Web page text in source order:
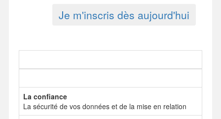
Je m'inscris dès aujourd'hui
La confiance
La sécurité de vos données et de la mise en relation